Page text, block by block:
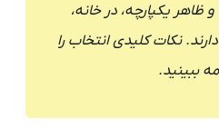
ظاهر یکپارچه، در خانه،
نکات کلیدی انتخاب را
ببینید.